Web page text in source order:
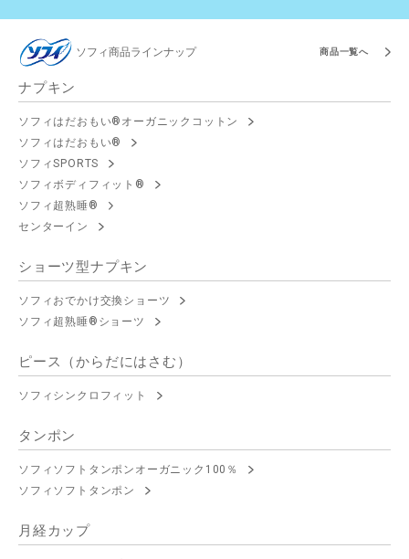
ソフィ商品ラインナップ 商品一覧へ
ナプキン
ソフィはだおもい®オーガニックコットン
ソフィはだおもい®
ソフィSPORTS
ソフィボディフィット®
ソフィ超熟睡®
センターイン
ショーツ型ナプキン
ソフィおでかけ交換ショーツ
ソフィ超熟睡®ショーツ
ピース（からだにはさむ）
ソフィシンクロフィット
タンポン
ソフィソフトタンポンオーガニック100％
ソフィソフトタンポン
月経カップ